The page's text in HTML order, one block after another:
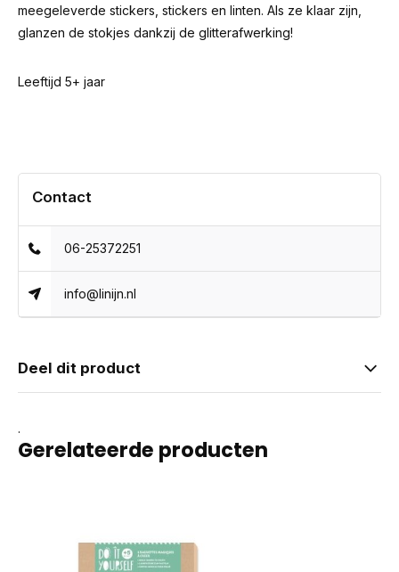
meegeleverde stickers, stickers en linten. Als ze klaar zijn,
glanzen de stokjes dankzij de glitterafwerking!
Leeftijd 5+ jaar
Contact
06-25372251
info@linijn.nl
Deel dit product
.
Gerelateerde producten